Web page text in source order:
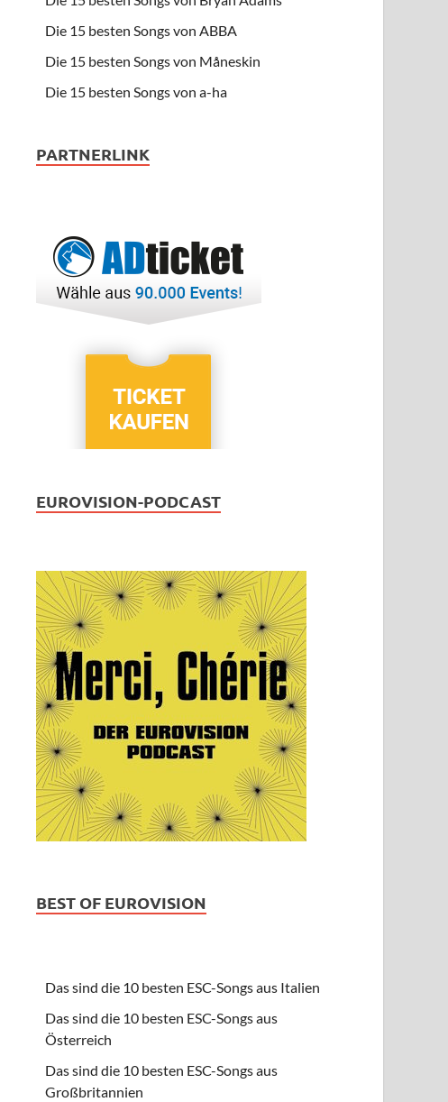
Die 15 besten Songs von ABBA
Die 15 besten Songs von Måneskin
Die 15 besten Songs von a-ha
PARTNERLINK
EUROVISION-PODCAST
BEST OF EUROVISION
Das sind die 10 besten ESC-Songs aus Italien
Das sind die 10 besten ESC-Songs aus
Österreich
Das sind die 10 besten ESC-Songs aus
Großbritannien